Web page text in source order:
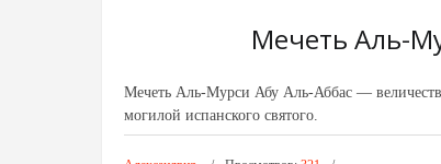
Мечеть Аль-
Мечеть Аль-Мурси Абу Аль-Аббас —
могилой испанского святого.